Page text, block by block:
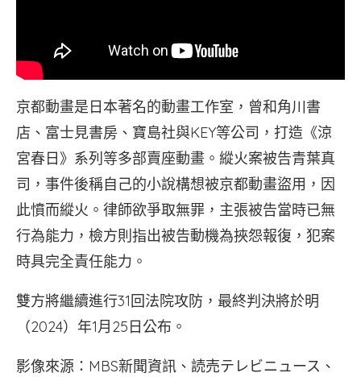
京都動畫是日本著名的動畫工作室，曾和角川書
店、富士見書房、寶島社與KEY等公司，打造《涼
宮春日》系列等多部賣座動畫。縱火案被告青葉真
司，事件後稱自己的小說構想被京都動畫盜用，因
此憤而縱火。律師欲爭取無罪，主張被告當時已無
行為能力，檢方則指出被告動機為挾怨報復，犯案
時具完全責任能力。
雙方將繼續進行31回法院攻防，最終判決將於明
（2024）年1月25日公布。
影像來源：MBS新聞資訊、読売テレビニュース、